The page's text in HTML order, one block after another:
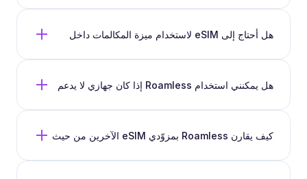
هل أحتاج إلى eSIM لاستخدام ميزة المكالمات داخل
هل يمكنني استخدام Roamless إذا كان جهازي لا يدعم
كيف يقارن Roamless بمزوّدي eSIM الآخرين من حيث